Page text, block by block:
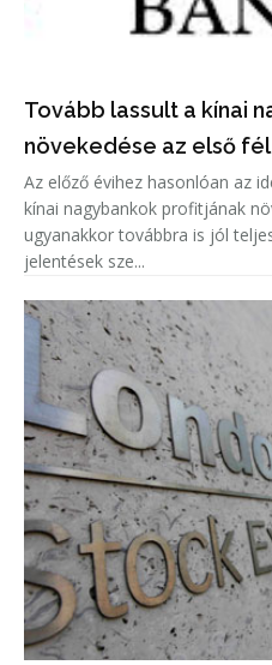
Tovább lassult a kínai
növekedése az első
Az előző évihez hasonlóan az
kínai nagybankok profitjának
ugyanakkor továbbra is jól teljesítenek. A
jelentések sze...